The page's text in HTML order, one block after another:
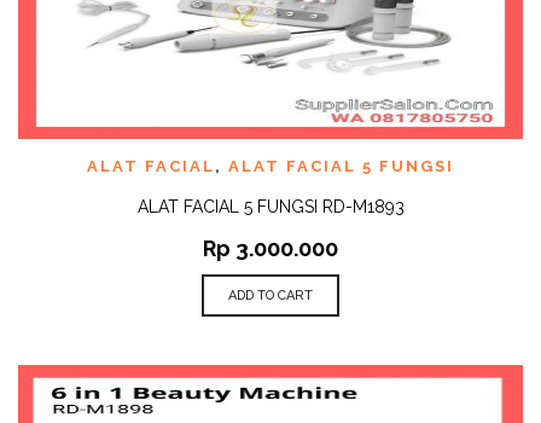
ALAT FACIAL , ALAT FACIAL 5 FUNGSI
ALAT FACIAL 5 FUNGSI RD-M1893
Rp 3.000.000
ADD TO CART